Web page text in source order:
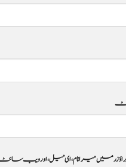
میں میرا نام، ای میل، اور ویب سائٹ